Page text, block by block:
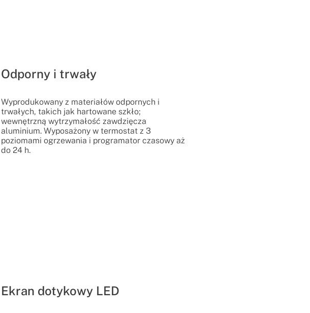
Odporny i trwały
Wyprodukowany z materiałów odpornych i
trwałych, takich jak hartowane szkło;
wewnętrzną wytrzymałość zawdzięcza
aluminium. Wyposażony w termostat z 3
poziomami ogrzewania i programator czasowy aż
do 24 h.
Ekran dotykowy LED